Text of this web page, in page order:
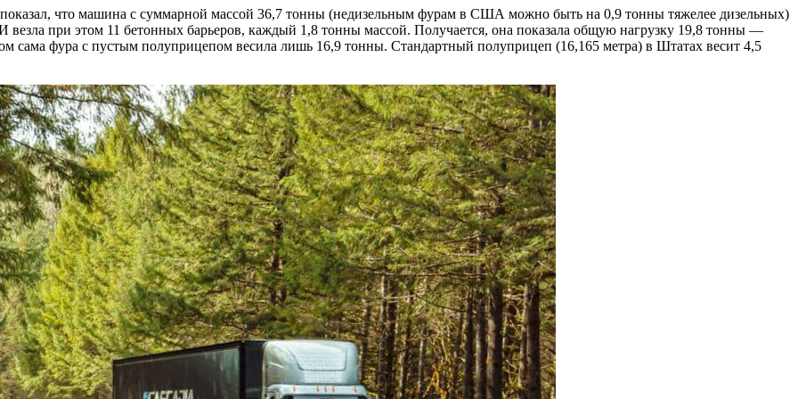
что машина с суммарной массой 36,7 тонны (недизельным фурам в США можно быть на 0,9 тонны тяжелее дизельных)
при этом 11 бетонных барьеров, каждый 1,8 тонны массой. Получается, она показала общую нагрузку 19,8 тонны —
сама фура с пустым полуприцепом весила лишь 16,9 тонны. Стандартный полуприцеп (16,165 метра) в Штатах весит 4,5